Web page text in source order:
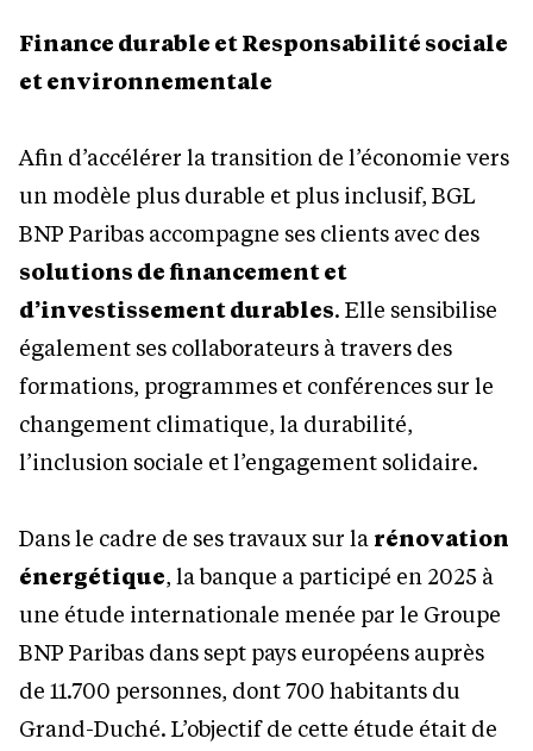
Finance durable et Responsabilité sociale
et environnementale
Afin d’accélérer la transition de l’économie vers
un modèle plus durable et plus inclusif, BGL
BNP Paribas accompagne ses clients avec des
solutions de financement et
d’investissement durables. Elle sensibilise
également ses collaborateurs à travers des
formations, programmes et conférences sur le
changement climatique, la durabilité,
l’inclusion sociale et l’engagement solidaire.
Dans le cadre de ses travaux sur la rénovation
énergétique, la banque a participé en 2025 à
une étude internationale menée par le Groupe
BNP Paribas dans sept pays européens auprès
de 11.700 personnes, dont 700 habitants du
Grand-Duché. L’objectif de cette étude était de